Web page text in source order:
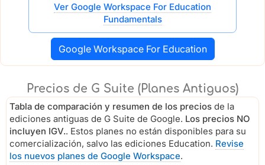
Ver Google Workspace For Education
Fundamentals
Google Workspace For Education
Precios de G Suite (Planes Antiguos)
Tabla de comparación y resumen de los precios de la
ediciones antiguas de G Suite de Google. Los precios NO
incluyen IGV.. Estos planes no están disponibles para su
comercialización, salvo las ediciones Education. Revise
los nuevos planes de Google Workspace.